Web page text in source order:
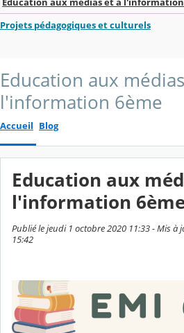
Projets pédagogiques et culturels
Education aux
l'information 6ème
Accueil Blog
Education aux
l'information
Publié le jeudi 1 octobre 2020 11:33 - Mis à
15:42